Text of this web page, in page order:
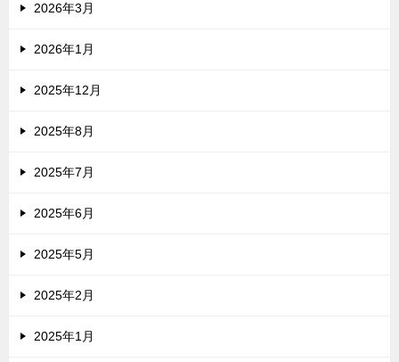
2026年3月
2026年1月
2025年12月
2025年8月
2025年7月
2025年6月
2025年5月
2025年2月
2025年1月